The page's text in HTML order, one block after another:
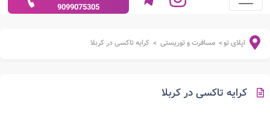
9099075305
اپلای تو> مسافرت و توریستی > کرایه تاکسی در کربلا
کرایه تاکسی در کربلا